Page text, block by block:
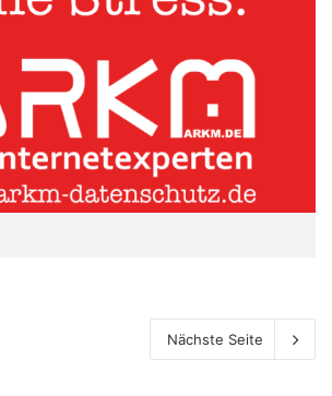
Nächste Seite